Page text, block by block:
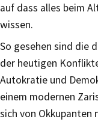
auf dass alles beim
wissen.
So gesehen sind die
der heutigen
Autokratie und
einem modernen
sich von Okkupanten